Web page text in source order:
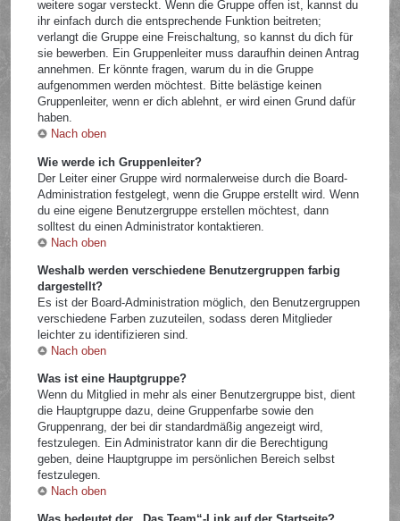
weitere sogar versteckt. Wenn die Gruppe offen ist, kannst du
ihr einfach durch die entsprechende Funktion beitreten;
verlangt die Gruppe eine Freischaltung, so kannst du dich für
sie bewerben. Ein Gruppenleiter muss daraufhin deinen Antrag
annehmen. Er könnte fragen, warum du in die Gruppe
aufgenommen werden möchtest. Bitte belästige keinen
Gruppenleiter, wenn er dich ablehnt, er wird einen Grund dafür
haben.
Nach oben
Wie werde ich Gruppenleiter?
Der Leiter einer Gruppe wird normalerweise durch die Board-
Administration festgelegt, wenn die Gruppe erstellt wird. Wenn
du eine eigene Benutzergruppe erstellen möchtest, dann
solltest du einen Administrator kontaktieren.
Nach oben
Weshalb werden verschiedene Benutzergruppen farbig
dargestellt?
Es ist der Board-Administration möglich, den Benutzergruppen
verschiedene Farben zuzuteilen, sodass deren Mitglieder
leichter zu identifizieren sind.
Nach oben
Was ist eine Hauptgruppe?
Wenn du Mitglied in mehr als einer Benutzergruppe bist, dient
die Hauptgruppe dazu, deine Gruppenfarbe sowie den
Gruppenrang, der bei dir standardmäßig angezeigt wird,
festzulegen. Ein Administrator kann dir die Berechtigung
geben, deine Hauptgruppe im persönlichen Bereich selbst
festzulegen.
Nach oben